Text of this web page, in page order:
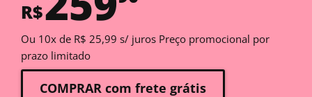
R$
Ou 10x de R$ 25,99 s/ juros Preço promocional por
prazo limitado
COMPRAR com frete grátis